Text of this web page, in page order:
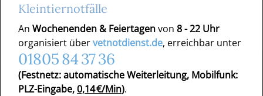
Kleintiernotfälle
AnWochenenden & Feiertagenvon8 - 22 Uhr
organisiert übervetnotdienst.de, erreichbar unter
01805 84 37 36
(Festnetz: automatische Weiterleitung, Mobilfunk:
PLZ-Eingabe,0,14 €/Min).